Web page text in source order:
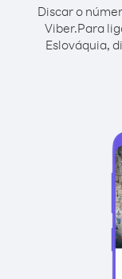
Discar o
Viber.Para
Eslováquia,